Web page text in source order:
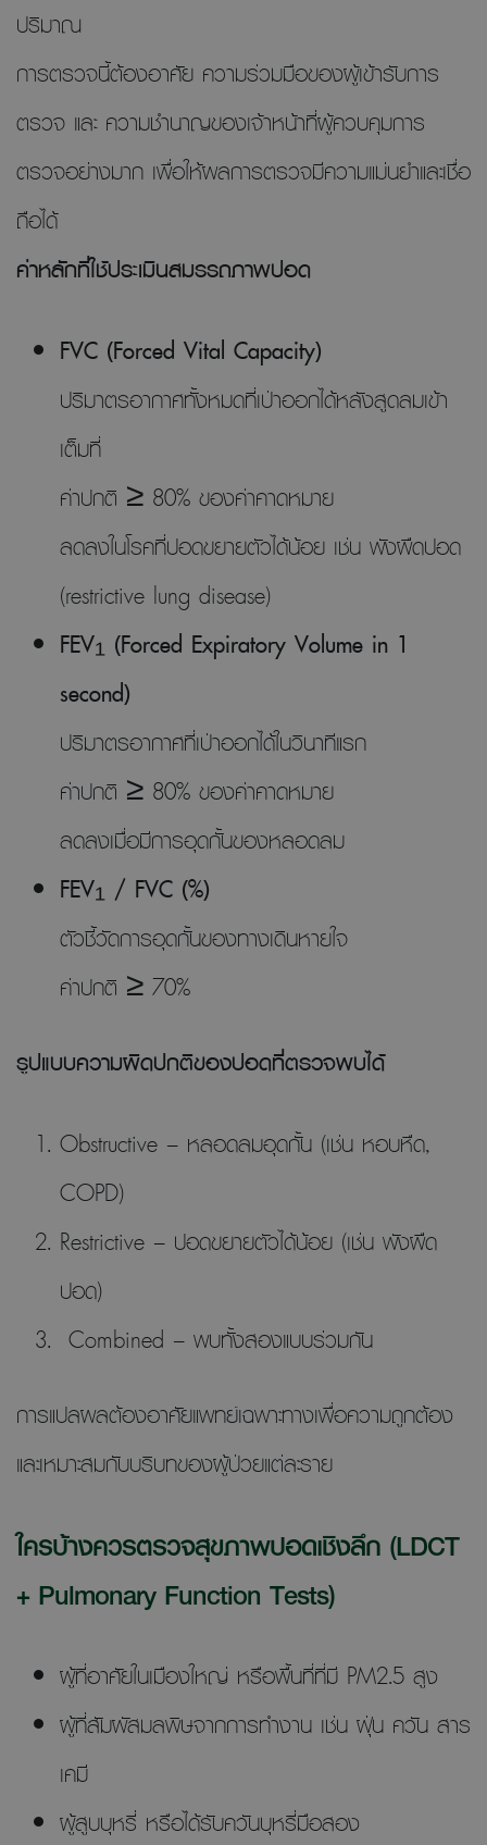
ปริมาณ
การตรวจนี้ต้องอาศัย ความร่วมมือของผู้เข้ารับการ
ตรวจ และ ความชำนาญของเจ้าหน้าที่ผู้ควบคุมการ
ตรวจอย่างมาก เพื่อให้ผลการตรวจมีความแม่นยำและเชื่อ
ถือได้
ค่าหลักที่ใช้ประเมินสมรรถภาพปอด
FVC (Forced Vital Capacity)
ปริมาตรอากาศทั้งหมดที่เป่าออกได้หลังสูดลมเข้า
เต็มที่
ค่าปกติ ≥ 80% ของค่าคาดหมาย
ลดลงในโรคที่ปอดขยายตัวได้น้อย เช่น พังผืดปอด
(restrictive lung disease)
FEV₁ (Forced Expiratory Volume in 1
second)
ปริมาตรอากาศที่เป่าออกได้ในวินาทีแรก
ค่าปกติ ≥ 80% ของค่าคาดหมาย
ลดลงเมื่อมีการอุดกั้นของหลอดลม
FEV₁ / FVC (%)
ตัวชี้วัดการอุดกั้นของทางเดินหายใจ
ค่าปกติ ≥ 70%
รูปแบบความผิดปกติของปอดที่ตรวจพบได้
Obstructive – หลอดลมอุดกั้น (เช่น หอบหืด,
COPD)
Restrictive – ปอดขยายตัวได้น้อย (เช่น พังผืด
ปอด)
Combined – พบทั้งสองแบบร่วมกัน
การแปลผลต้องอาศัยแพทย์เฉพาะทางเพื่อความถูกต้อง
และเหมาะสมกับบริบทของผู้ป่วยแต่ละราย
ใครบ้างควรตรวจสุขภาพปอดเชิงลึก (LDCT
+ Pulmonary Function Tests)
ผู้ที่อาศัยในเมืองใหญ่ หรือพื้นที่ที่มี PM2.5 สูง
ผู้ที่สัมผัสมลพิษจากการทำงาน เช่น ฝุ่น ควัน สาร
เคมี
ผู้สูบบุหรี่ หรือได้รับควันบุหรี่มือสอง